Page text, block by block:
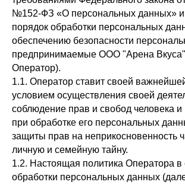
№152-ФЗ «О персональных данных» и
порядок обработки персональных
обеспечению безопасности
предпринимаемые ООО "Арена
Оператор).
1.1. Оператор ставит своей
условием осуществления своей
соблюдение прав и свобод человека и
при обработке его персональных
защиты прав на неприкосновенность
личную и семейную тайну.
1.2. Настоящая политика Оператора
обработки персональных данных